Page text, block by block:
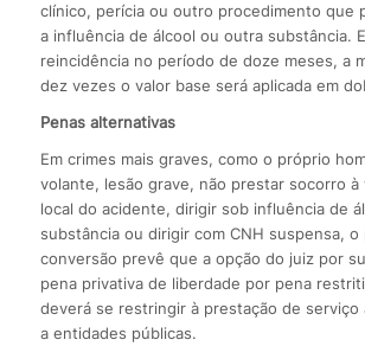
clínico, perícia ou outro procedimento que
a influência de álcool ou outra substância.
reincidência no período de doze meses, a
dez vezes o valor base será aplicada em
Penas alternativas
Em crimes mais graves, como o próprio
volante, lesão grave, não prestar socorro à
local do acidente, dirigir sob influência de
substância ou dirigir com CNH suspensa,
conversão prevê que a opção do juiz por
pena privativa de liberdade por pena
deverá se restringir à prestação de serviço
a entidades públicas.